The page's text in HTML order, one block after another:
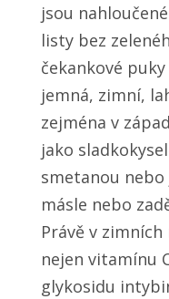
jsou
listy bez
čekankové
jemná, zimní,
zejména v
jako
smetanou
másle nebo
Právě v
nejen vitamínu
glykosidu